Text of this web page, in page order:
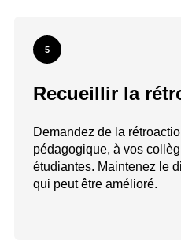
5
Recueillir la
Demandez de la
pédagogique, à vos
étudiantes. Maintenez le
qui peut être amélioré.